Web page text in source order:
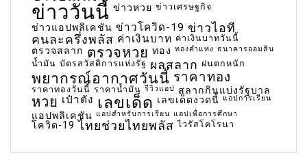
ข่าววันนี้ ข่าวหวย ข่าวเศรษฐกิจ
ข่าวแอปพลิเคชัน ข่าวโควิด-19 ข่าวไอที
คนละครึ่งพลัส ค่าเงินบาท ค่าเงินบาทวันนี้
ตรวจสลาก ตรวจหวย ทอง ทองคำแท่ง ธนาคารออมสิน
น้ำมัน บัตรสวัสดิการแห่งรัฐ ผลสลาก ฝนตกหนัก
พยากรณ์อากาศวันนี้ ราคาทอง
ราคาทองวันนี้ ราคาน้ำมัน รีวิวแอป สลากกินแบ่งรัฐบาล
หวย เป๋าตัง เลขเด็ด เลขเด็ดงวดนี้ แอปการเรียน
แอปพลิเคชัน แอปสำหรับการเรียน แอปเพื่อการศึกษา
โควิด-19 ไทยช่วยไทยพลัส ไวรัสโคโรนา